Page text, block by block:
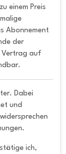
einem Preis
Abonnement
der
Vertrag auf
Dabei
und
ich,